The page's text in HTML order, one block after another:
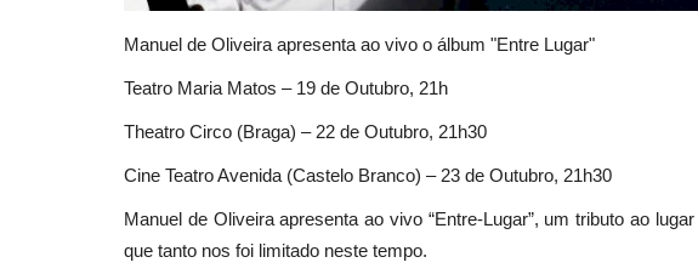
Manuel de Oliveira apresenta ao vivo o álbum "Entre Lugar"
Teatro Maria Matos – 19 de Outubro, 21h
Theatro Circo (Braga) – 22 de Outubro, 21h30
Cine Teatro Avenida (Castelo Branco) – 23 de Outubro, 21h30
Manuel de Oliveira apresenta ao vivo “Entre-Lugar”, um tributo ao
que tanto nos foi limitado neste tempo.